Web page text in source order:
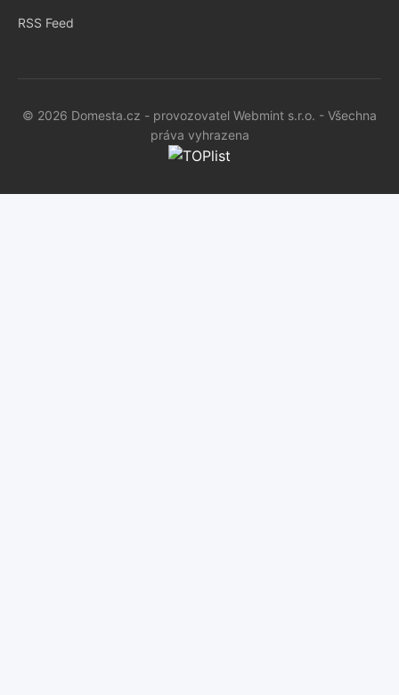
RSS Feed
© 2026 Domesta.cz - provozovatel Webmint s.r.o. - Všechna
práva vyhrazena